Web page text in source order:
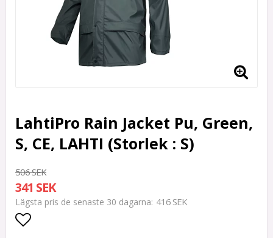
LahtiPro Rain Jacket Pu, Green,
S, CE, LAHTI (Storlek : S)
506 SEK
341 SEK
Lägsta pris de senaste 30 dagarna 416 SEK